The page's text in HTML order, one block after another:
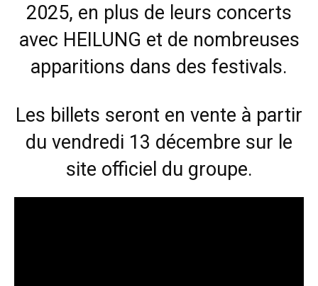
2025, en plus de leurs concerts
avec HEILUNG et de nombreuses
apparitions dans des festivals.
Les billets seront en vente à partir
du vendredi 13 décembre sur le
site officiel du groupe.